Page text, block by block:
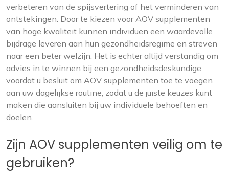
verbeteren van de spijsvertering of het verminderen van
ontstekingen. Door te kiezen voor AOV supplementen
van hoge kwaliteit kunnen individuen een waardevolle
bijdrage leveren aan hun gezondheidsregime en streven
naar een beter welzijn. Het is echter altijd verstandig om
advies in te winnen bij een gezondheidsdeskundige
voordat u besluit om AOV supplementen toe te voegen
aan uw dagelijkse routine, zodat u de juiste keuzes kunt
maken die aansluiten bij uw individuele behoeften en
doelen.
Zijn AOV supplementen veilig om te
gebruiken?